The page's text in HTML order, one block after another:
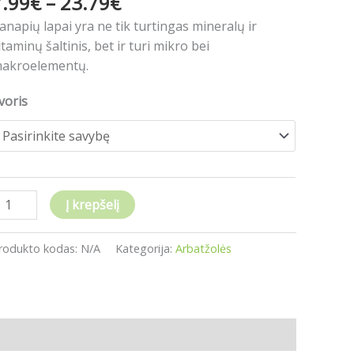
iš 5
)
lapai yra ne tik turtingas mineralų ir
šaltinis, bet ir turi mikro bei
Į krepšelį
kodas: N/A Kategorija:Arbatžolės